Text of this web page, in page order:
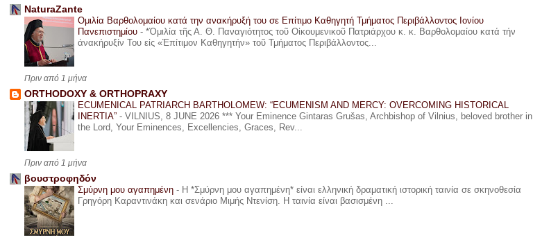
NaturaZante
Ομιλία Βαρθολομαίου κατά την ανακήρυξή του σε Επίτιμο Καθηγητή Τμήματος Περιβάλλοντος Ιονίου
Πανεπιστημίου - *Ὁμιλία τῆς Α. Θ. Παναγιότητος τοῦ Οἰκουμενικοῦ Πατριάρχου κ. κ. Βαρθολομαίου κατά τήν
ἀνακήρυξίν Του εἰς «Ἐπίτιμον Καθηγητήν» τοῦ Τμήματος Περιβάλλοντος...
Πριν από 1 μήνα
ORTHODOXY & ORTHOPRAXY
ECUMENICAL PATRIARCH BARTHOLOMEW: “ECUMENISM AND MERCY: OVERCOMING HISTORICAL
INERTIA” - VILNIUS, 8 JUNE 2026 *** Your Eminence Gintaras Grušas, Archbishop of Vilnius, beloved brother in
the Lord, Your Eminences, Excellencies, Graces, Rev...
Πριν από 1 μήνα
βουστροφηδόν
Σμύρνη μου αγαπημένη - Η *Σμύρνη μου αγαπημένη* είναι ελληνική δραματική ιστορική ταινία σε σκηνοθεσία
Γρηγόρη Καραντινάκη και σενάριο Μιμής Ντενίση. Η ταινία είναι βασισμένη ...